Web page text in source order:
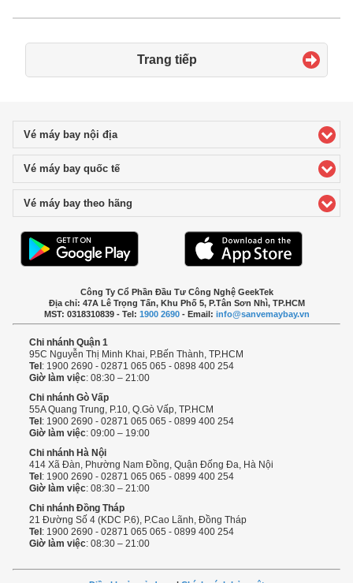
Trang tiếp
Vé máy bay nội địaclick to expand contents
Vé máy bay quốc tếclick to expand contents
Vé máy bay theo hãng
Công Ty Cổ Phần Đầu Tư Công Nghệ GeekTek
Địa chỉ: 47A Lê Trọng Tấn, Khu Phố 5, P.Tân Sơn Nhì, TP.HCM
MST: 0318310839 - Tel: 1900 2690- Email: info@sanvemaybay.vn
Chi nhánh Quận 1
95C Nguyễn Thị Minh Khai, P.Bến Thành, TP.HCM
Tel: 1900 2690 - 02871 065 065 - 0898 400 254
Giờ làm việc: 08:30 – 21:00
Chi nhánh Gò Vấp
55A Quang Trung, P.10, Q.Gò Vấp, TP.HCM
Tel: 1900 2690 - 02871 065 065 - 0899 400 254
Giờ làm việc: 09:00 – 19:00
Chi nhánh Hà Nội
414 Xã Đàn, Phường Nam Đồng, Quận Đống Đa, Hà Nội
Tel: 1900 2690 - 02871 065 065 - 0899 400 254
Giờ làm việc: 08:30 – 21:00
Chi nhánh Đồng Tháp
21 Đường Số 4 (KDC P.6), P.Cao Lãnh, Đồng Tháp
Tel: 1900 2690 - 02871 065 065 - 0899 400 254
Giờ làm việc: 08:30 – 21:00